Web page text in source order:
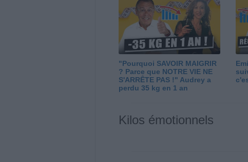
"Pourquoi SAVOIR MAIGRIR
? Parce que NOTRE VIE NE
S'ARRÊTE PAS !" Audrey a
perdu 35 kg en 1 an
Kilos émotionnels